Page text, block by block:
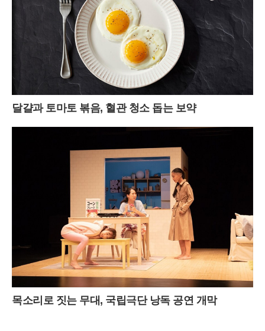
달걀과 토마토 볶음, 혈관 청소 돕는 보약
목소리로 짓는 무대, 국립극단 낭독 공연 개막